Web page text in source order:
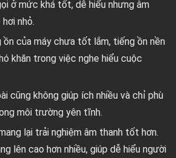
ở mức khá tốt, dễ hiểu nhưng âm
nhỏ.
ồn của máy chưa tốt lắm, tiếng ồn nền
khăn trong việc nghe hiểu cuộc
cũng không giúp ích nhiều và chỉ phù
môi trường yên tĩnh.
lại trải nghiệm âm thanh tốt hơn.
lên cao hơn nhiều, giúp dễ hiểu người